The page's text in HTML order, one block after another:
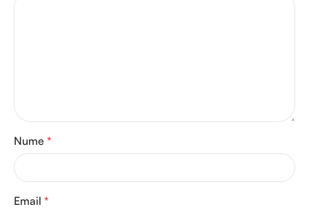
Nume *
Email *